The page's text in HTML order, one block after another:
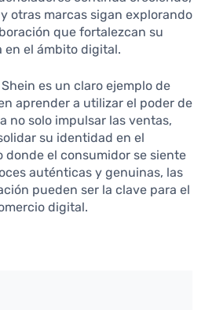
otras marcas sigan explorando
que fortalezcan su
en el ámbito digital.
es un claro ejemplo de
aprender a utilizar el poder de
no solo impulsar las ventas,
su identidad en el
donde el consumidor se siente
auténticas y genuinas, las
pueden ser la clave para el
digital.